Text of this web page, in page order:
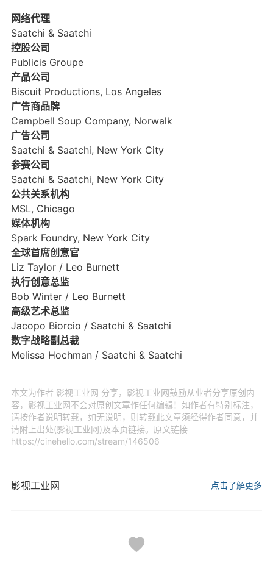
网络代理
Saatchi & Saatchi
控股公司
Publicis Groupe
产品公司
Biscuit Productions, Los Angeles
广告商品牌
Campbell Soup Company, Norwalk
广告公司
Saatchi & Saatchi, New York City
参赛公司
Saatchi & Saatchi, New York City
公共关系机构
MSL, Chicago
媒体机构
Spark Foundry, New York City
全球首席创意官
Liz Taylor / Leo Burnett
执行创意总监
Bob Winter / Leo Burnett
高级艺术总监
Jacopo Biorcio / Saatchi & Saatchi
数字战略副总裁
Melissa Hochman / Saatchi & Saatchi
本文为作者 影视工业网 分享，影视工业网鼓励从业者分享原创内
容，影视工业网不会对原创文章作任何编辑！如作者有特别标注，
请按作者说明转载，如无说明，则转载此文章须经得作者同意，并
请附上出处(影视工业网)及本页链接。原文链接
https://cinehello.com/stream/146506
影视工业网 点击了解更多